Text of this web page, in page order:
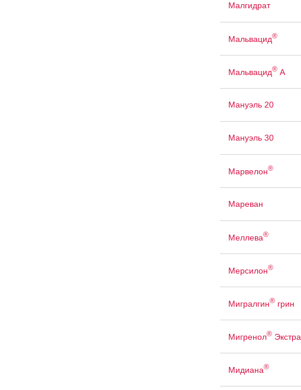
Малгидрат
Мальвацид®
Мальвацид®А
Мануэль 20
Мануэль 30
Марвелон®
Мареван
Меллева®
Мерсилон®
Мигралгин®грин
Мигренол®Экстра
Мидиана®